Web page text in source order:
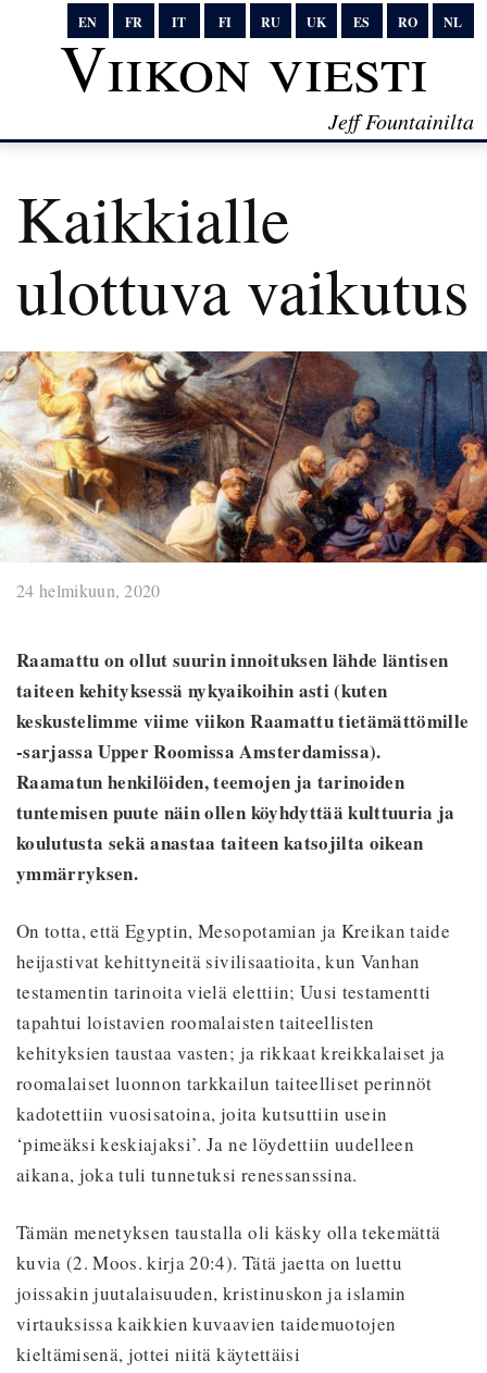
EN FR IT FI RU UK ES RO NL
Viikon viesti
Jeff Fountainilta
Kaikkialle
ulottuva vaikutus
24 helmikuun, 2020
Raamattu on ollut suurin innoituksen lähde läntisen
taiteen kehityksessä nykyaikoihin asti (kuten
keskustelimme viime viikon Raamattu tietämättömille
-sarjassa Upper Roomissa Amsterdamissa).
Raamatun henkilöiden, teemojen ja tarinoiden
tuntemisen puute näin ollen köyhdyttää kulttuuria ja
koulutusta sekä anastaa taiteen katsojilta oikean
ymmärryksen.
On totta, että Egyptin, Mesopotamian ja Kreikan taide
heijastivat kehittyneitä sivilisaatioita, kun Vanhan
testamentin tarinoita vielä elettiin; Uusi testamentti
tapahtui loistavien roomalaisten taiteellisten
kehityksien taustaa vasten; ja rikkaat kreikkalaiset ja
roomalaiset luonnon tarkkailun taiteelliset perinnöt
kadotettiin vuosisatoina, joita kutsuttiin usein
‘pimeäksi keskiajaksi’. Ja ne löydettiin uudelleen
aikana, joka tuli tunnetuksi renessanssina.
Tämän menetyksen taustalla oli käsky olla tekemättä
kuvia (2. Moos. kirja 20:4). Tätä jaetta on luettu
joissakin juutalaisuuden, kristinuskon ja islamin
virtauksissa kaikkien kuvaavien taidemuotojen
kieltämisenä, jottei niitä käytettäisi